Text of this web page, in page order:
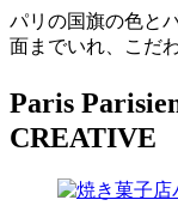
パリの国旗の色と
面までいれ、こだ
Paris
CREATIVE